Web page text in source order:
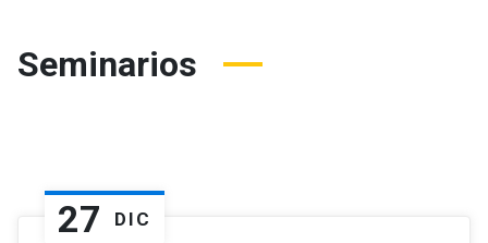
Seminarios
27 DIC